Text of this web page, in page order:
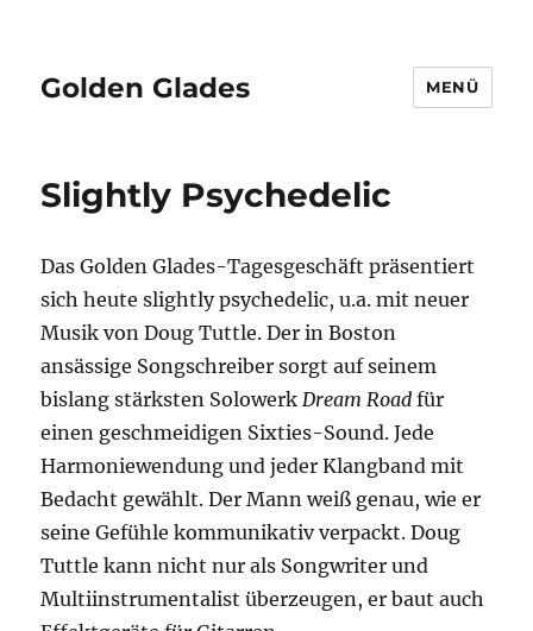
Golden Glades MENÜ
Slightly Psychedelic
Das Golden Glades-Tagesgeschäft präsentiert
sich heute slightly psychedelic, u.a. mit neuer
Musik von Doug Tuttle. Der in Boston
ansässige Songschreiber sorgt auf seinem
bislang stärksten SolowerkDream Road für
einen geschmeidigen Sixties-Sound. Jede
Harmoniewendung und jeder Klangband mit
Bedacht gewählt. Der Mann weiß genau, wie er
seine Gefühle kommunikativ verpackt. Doug
Tuttle kann nicht nur als Songwriter und
Multiinstrumentalist überzeugen, er baut auch